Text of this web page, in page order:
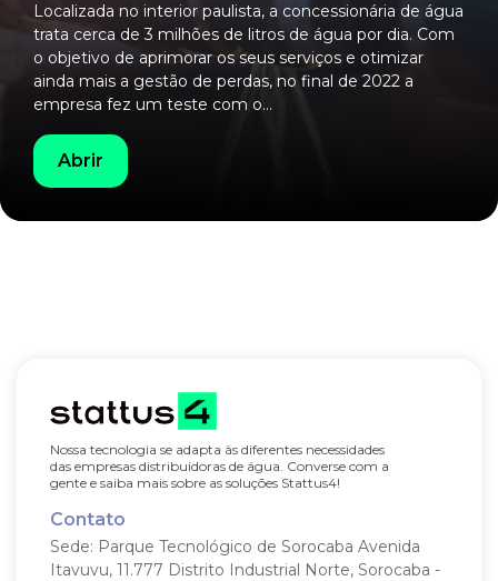
Localizada no interior paulista, a concessionária de água
trata cerca de 3 milhões de litros de água por dia. Com
o objetivo de aprimorar os seus serviços e otimizar
ainda mais a gestão de perdas, no final de 2022 a
empresa fez um teste com o…
Abrir
Nossa tecnologia se adapta às diferentes necessidades
das empresas distribuidoras de água. Converse com a
gente e saiba mais sobre as soluções Stattus4!
Contato
Sede: Parque Tecnológico de Sorocaba Avenida
Itavuvu, 11.777 Distrito Industrial Norte, Sorocaba -